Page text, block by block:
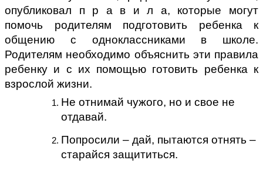
опубликовал п р а в и л а, которые могут
помочь родителям подготовить ребенка к
общению с одноклассниками в школе.
Родителям необходимо объяснить эти правила
ребенку и с их помощью готовить ребенка к
взрослой жизни.
Не отнимай чужого, но и свое не
отдавай.
Попросили – дай, пытаются отнять –
старайся защититься.